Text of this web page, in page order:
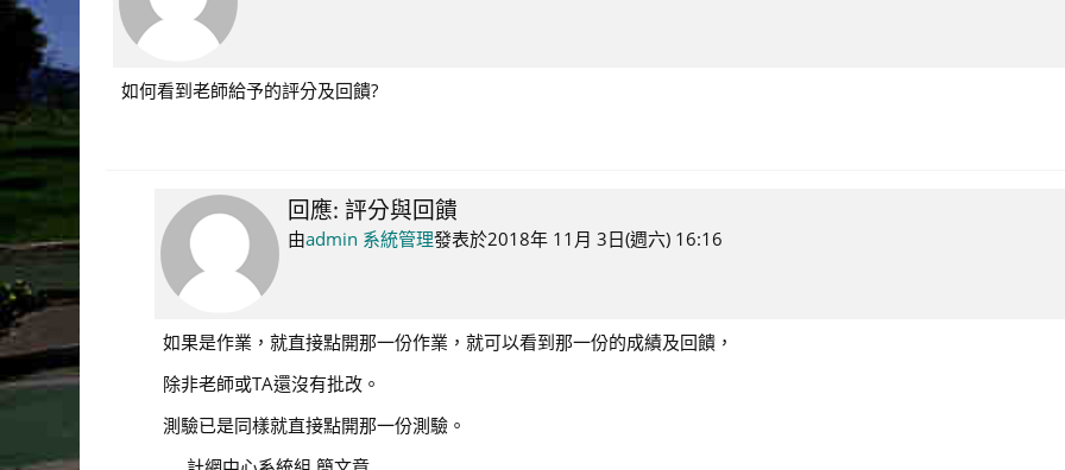
如何看到老師給予的評分及回饋?
In
reply
詠
亮
回應: 評分與回饋
由admin 系統管理發表於2018年 11月 3日(週六) 16:16
如果是作業，就直接點開那一份作業，就可以看到那一份的成績及回饋，
除非老師或TA還沒有批改。
測驗已是同樣就直接點開那一份測驗。